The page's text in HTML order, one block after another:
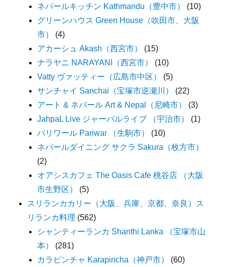
ネパールキッチン Kathmandu（豊中市）
(10)
グリーンハウス Green House（吹田市、大阪
市）
(4)
アカーシュ Akash（西宮市）
(15)
ナラヤニ NARAYANI（西宮市）
(10)
Vatty ヴァッティー（広島市中区）
(5)
サンチャイ Sanchai（宝塚市逆瀬川）
(22)
アート & ネパール Art & Nepal（尼崎市）
(3)
JahpaL Live ジャーパルライブ （宇治市）
(1)
パリワール Pariwar （生駒市）
(10)
ネパールダイニング サクラ Sakura（枚方市）
(2)
オアシスカフェ The Oasis Cafe 桃谷店 （大阪
市生野区）
(5)
スリランカカリー（大阪、兵庫、京都、奈良）ス
リランカ料理 (562)
シャンティーランカ Shanthi Lanka （宝塚市山
本）
(281)
カラピンチャ Karapincha（神戸市）
(60)